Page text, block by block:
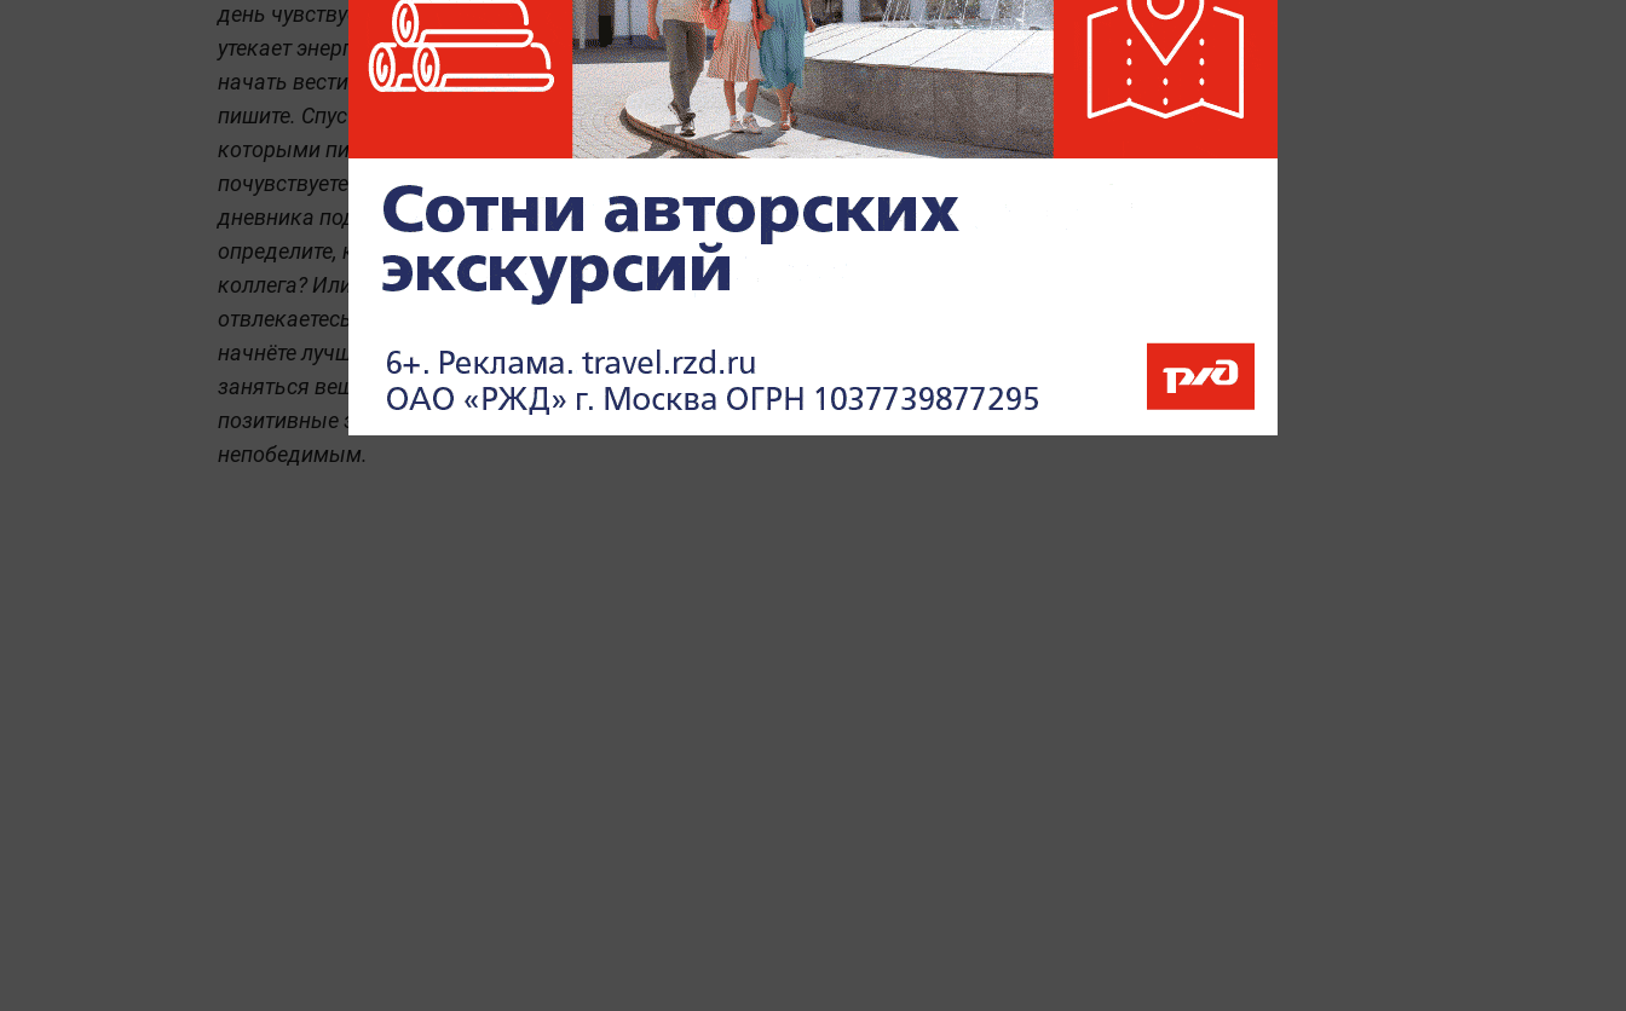
день чувствуете себя словно выжатый лимон? Никак не поймёте, куда
утекает энергия? Отличный способ максимально всё проанализировать —
начать вести дневник. Можно кратко, можно развёрнуто, но только
пишите. Спустя семь дней перечитайте свои мысли, определите эмоции, под
которыми писали текст, заметьте совпадения. Через неделю или две вы
почувствуете не только прилив вдохновения и сил, потому что ведение
дневника подобно сеансу у психолога, где вы выговариваетесь, но и
определите, куда в течение дня тратите энергию. Может, вас раздражает
коллега? Или не нравится работать из дома, потому что постоянно
отвлекаетесь, а потом корите себя за это? К тому же, записывая мысли, вы
начнёте лучше понимать себя и желания, что поможет найти вдохновение
заняться вещами или хобби, которые принесут искреннюю радость. А
позитивные эмоции — это энергия, с помощью которой вы станете
непобедимым.